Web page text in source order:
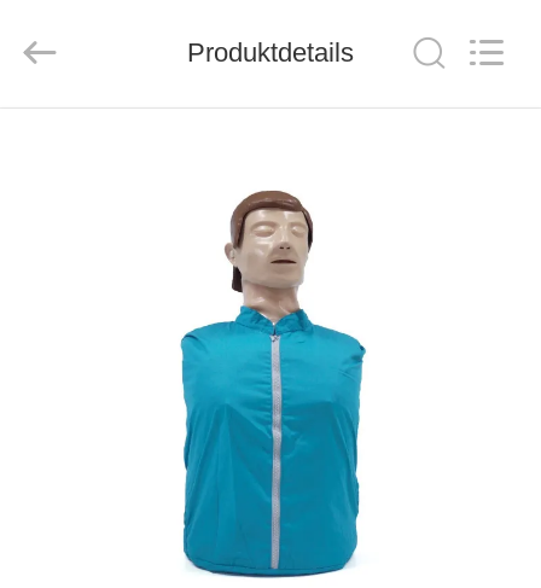
WERKSBESICHTIGUNG
QUALITÄTSKONTROLLE
Ltd..
Produktdetails